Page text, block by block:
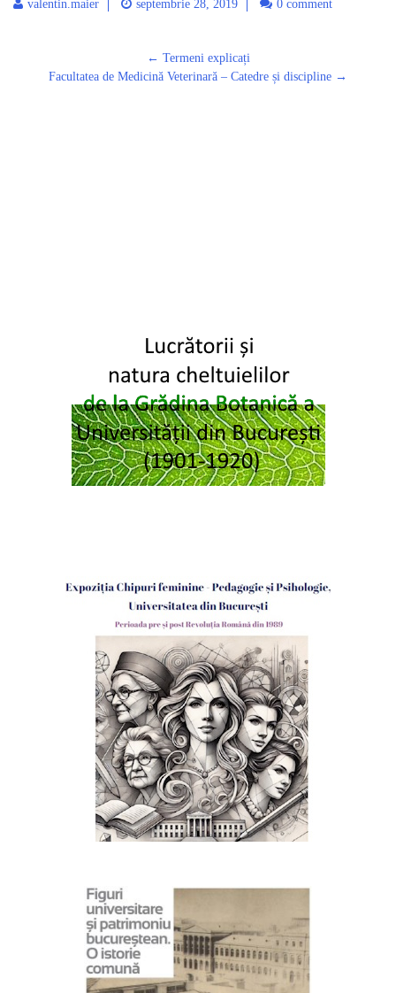
valentin.maier septembrie 28, 2019 0 comment
navigation
← Termeni explicați
Facultatea de Medicină Veterinară – Catedre și discipline →